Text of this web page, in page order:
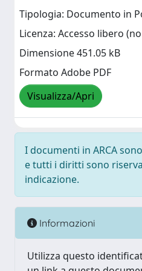
Tipologia: Documento in
Licenza: Accesso libero
Dimensione 451.05 kB
Formato Adobe PDF
Visualizza/Apri
I documenti in ARCA
e tutti i diritti sono
indicazione.
Informazioni
Utilizza questo